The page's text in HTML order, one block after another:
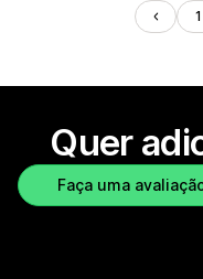
1
Quer
Faça uma